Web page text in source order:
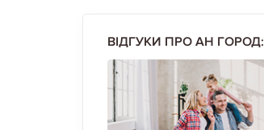
ВІДГУКИ ПРО АН ГОРОД: